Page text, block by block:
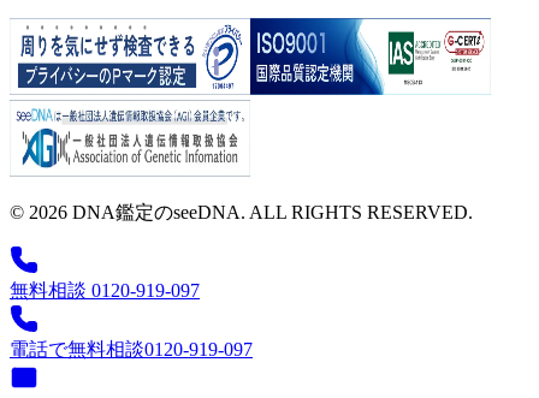
© 2026 DNA鑑定のseeDNA. ALL RIGHTS RESERVED.
無料相談 0120-919-097
電話で無料相談0120-919-097